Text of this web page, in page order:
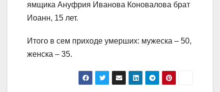
ямщика Ануфрия Иванова Коновалова брат
Иоанн, 15 лет.
Итого в сем приходе умерших: мужеска – 50,
женска – 35.